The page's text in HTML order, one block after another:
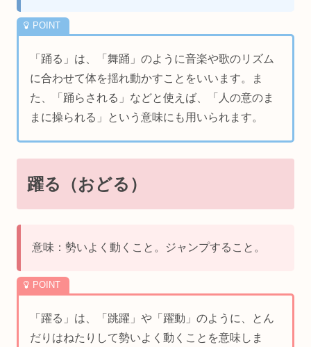
「踊る」は、「舞踊」のように音楽や歌のリズム
に合わせて体を揺れ動かすことをいいます。ま
た、「踊らされる」などと使えば、「人の意のま
まに操られる」という意味にも用いられます。
躍る（おどる）
意味：勢いよく動くこと。ジャンプすること。
「躍る」は、「跳躍」や「躍動」のように、とん
だりはねたりして勢いよく動くことを意味しま